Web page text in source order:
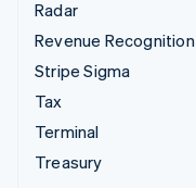
Radar
Revenue Recognition
Stripe Sigma
Tax
Terminal
Treasury